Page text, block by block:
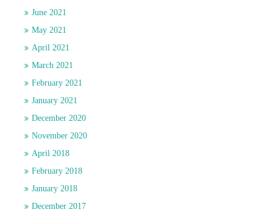
June 2021
May 2021
April 2021
March 2021
February 2021
January 2021
December 2020
November 2020
April 2018
February 2018
January 2018
December 2017